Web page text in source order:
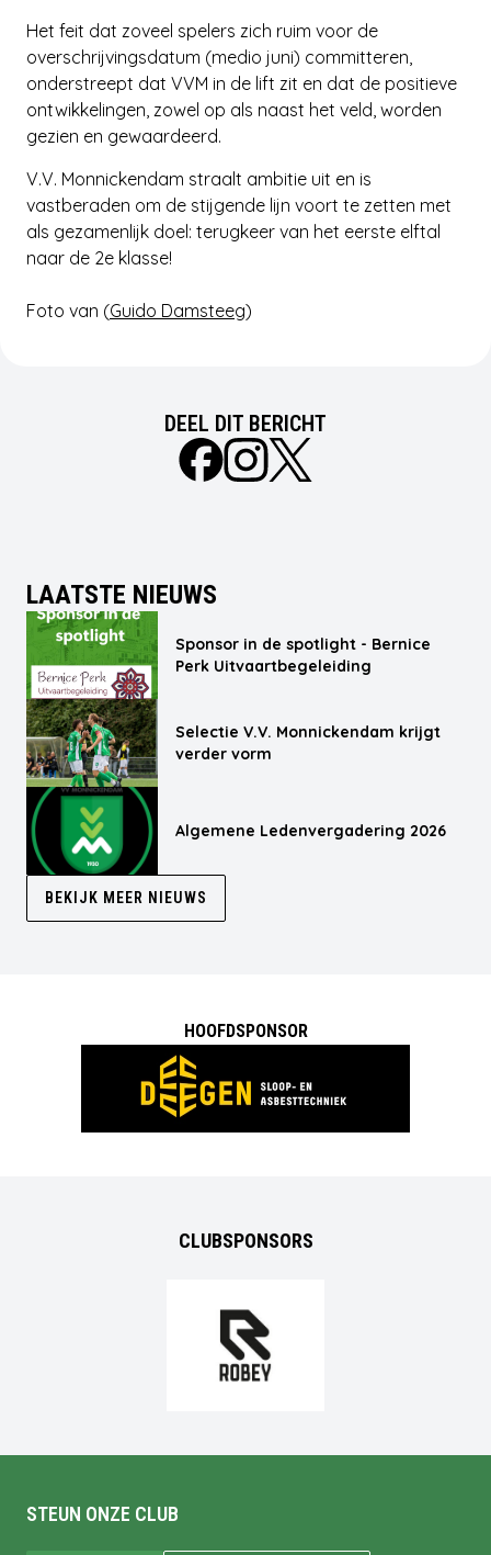
Het feit dat zoveel spelers zich ruim voor de
overschrijvingsdatum (medio juni) committeren,
onderstreept dat VVM in de lift zit en dat de positieve
ontwikkelingen, zowel op als naast het veld, worden
gezien en gewaardeerd.
V.V. Monnickendam straalt ambitie uit en is
vastberaden om de stijgende lijn voort te zetten met
als gezamenlijk doel: terugkeer van het eerste elftal
naar de 2e klasse!
Foto van (Guido Damsteeg)
DEEL DIT BERICHT
LAATSTE NIEUWS
Sponsor in de spotlight - Bernice
Perk Uitvaartbegeleiding
Selectie V.V. Monnickendam krijgt
verder vorm
Algemene Ledenvergadering 2026
BEKIJK MEER NIEUWS
HOOFDSPONSOR
CLUBSPONSORS
STEUN ONZE CLUB